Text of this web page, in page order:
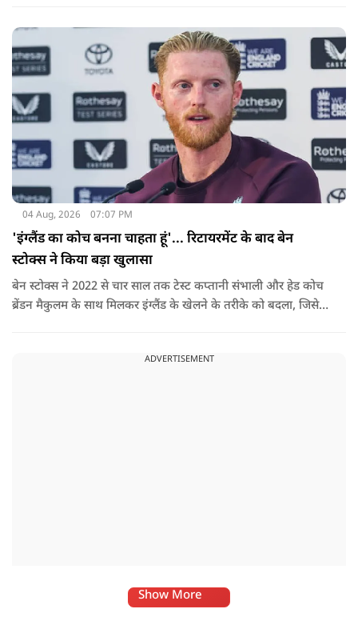
04 Aug, 2026 07:07 PM
'इंग्लैंड का कोच बनना चाहता हूं'... रिटायरमेंट के बाद बेन
स्टोक्स ने किया बड़ा खुलासा
बेन स्टोक्स ने 2022 से चार साल तक टेस्ट कप्तानी संभाली और हेड कोच
ब्रेंडन मैकुलम के साथ मिलकर इंग्लैंड के खेलने के तरीके को बदला, जिसे
ADVERTISEMENT
Show More